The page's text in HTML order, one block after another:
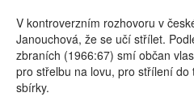
V kontroverzním rozhovoru v
Janouchová, že se učí střílet.
zbraních (1966:67) smí občan
pro střelbu na lovu, pro střílení
sbírky.